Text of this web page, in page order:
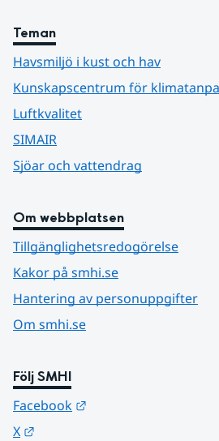
Teman
Havsmiljö i kust och hav
Kunskapscentrum för
Luftkvalitet
SIMAIR
Sjöar och vattendrag
Om webbplatsen
Tillgänglighetsredogörelse
Kakor på smhi.se
Hantering av personuppgifter
Om smhi.se
Följ SMHI
Facebook
X